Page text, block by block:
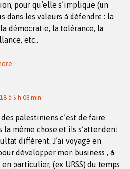
pour qu’elle s’implique (un
dans les valeurs à défendre : la
démocratie, la tolérance, la
etc..
à 6 h 08 min
palestiniens c’est de faire
la même chose et ils s’attendent
différent. J’ai voyagé en
développer mon business , à
en particulier, (ex URSS) du temps